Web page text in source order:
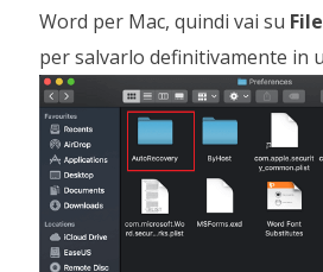
Word per Mac, quindi vai su File
per salvarlo definitivamente in